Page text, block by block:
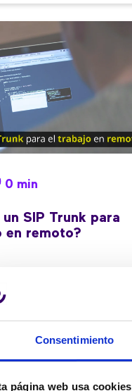
Consentimiento
página web usa cookies
0 min
un SIP Trunk para
en remoto?